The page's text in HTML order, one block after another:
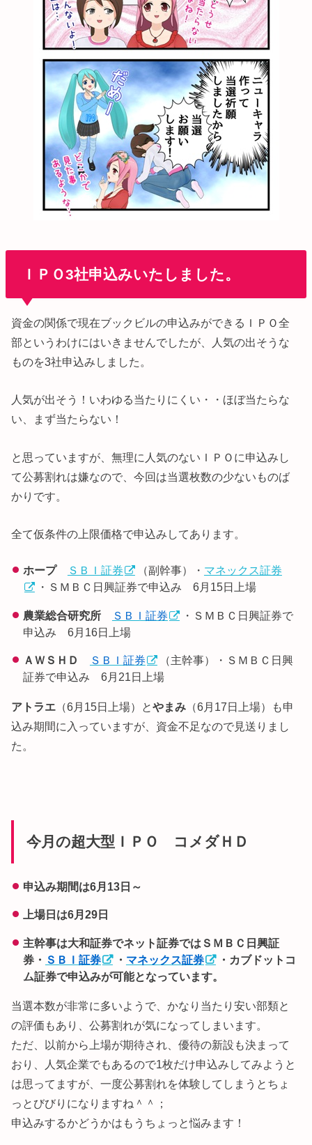
ＩＰＯ3社申込みいたしました。
資金の関係で現在ブックビルの申込みができるＩＰＯ全
部というわけにはいきませんでしたが、人気の出そうな
ものを3社申込みしました。
人気が出そう！いわゆる当たりにくい・・ほぼ当たらな
い、まず当たらない！
と思っていますが、無理に人気のないＩＰＯに申込みし
て公募割れは嫌なので、今回は当選枚数の少ないものば
かりです。
全て仮条件の上限価格で申込みしてあります。
ホープ ＳＢＩ証券 （副幹事）・ マネックス証券
・ＳＭＢＣ日興証券で申込み 6月15日上場
農業総合研究所 ＳＢＩ証券
・ＳＭＢＣ日興証券で
申込み 6月16日上場
ＡＷＳＨＤ ＳＢＩ証券
（主幹事）・ＳＭＢＣ日興
証券で申込み 6月21日上場
アトラエ （6月15日上場）とやまみ （6月17日上場）も申
込み期間に入っていますが、資金不足なので見送りまし
た。
今月の超大型ＩＰＯ コメダＨＤ
申込み期間は6月13日～
上場日は6月29日
主幹事は大和証券でネット証券ではＳＭＢＣ日興証
券・ ＳＢＩ証券 ・ マネックス証券
・カブドットコ
ム証券で申込みが可能となっています。
当選本数が非常に多いようで、かなり当たり安い部類と
の評価もあり、公募割れが気になってしまいます。
ただ、以前から上場が期待され、優待の新設も決まって
おり、人気企業でもあるので1枚だけ申込みしてみようと
は思ってますが、一度公募割れを体験してしまうとちょ
っとびびりになりますね＾＾；
申込みするかどうかはもうちょっと悩みます！